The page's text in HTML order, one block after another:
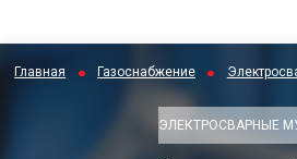
Главная Газоснабжение
ЭЛЕКТРОСВАРНЫЕ